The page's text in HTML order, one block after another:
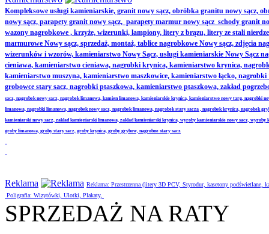
Kompleksowe usługi kamieniarskie, granit nowy sącz, obróbka granitu nowy sącz,
nowy sącz, parapety granit nowy sącz, parapety marmur nowy sącz schody granit
wazony nagrobkowe , krzyże, wizerunki, lampiony, litery z brązu, litery ze stali
marmurowe Nowy sącz, sprzedaż, montaż, tablice nagrobkowe Nowy sącz, zdjęcia
wizerunków i wzorów, kamieniarstwo Nowy Sącz, usługi kamieniarskie Nowy
cieniawa, kamieniarstwo cieniawa, nagrobki krynica, kamieniarstwo krynica,
kamieniarstwo muszyna, kamieniarstwo maszkowice, kamieniarstwo łącko,
grobowce stary sacz, nagrobki ptaszkowa, kamieniarstwo ptaszkowa, zakład
sacz, nagrobek nowy sacz, nagrobek limanowa, kamien limanowa, kamieniarskie krynica, kamieniarstwo nowy targ,
limanowa, nagrobki limanowa, nagrobek nowy sacz, nagrobek limanowa, nagrobek stary sacza , nagrobek krynica, nagrobek
kamieniarski nowy sacz, zaklad kamieniarski limanowa, zaklad kamieniarski krynica, wyroby kamieniarskie nowy sacz,
groby limanowa, groby stary sacz, groby krynica, groby grybow, nagrobne stary sacz
Reklama
Reklama: Przestrzenna (litery 3D PCV, Styrodur, kasetony
Poligrafia: Wizytówki, Ulotki, Plakaty,
SPRZEDAŻ NA RATY